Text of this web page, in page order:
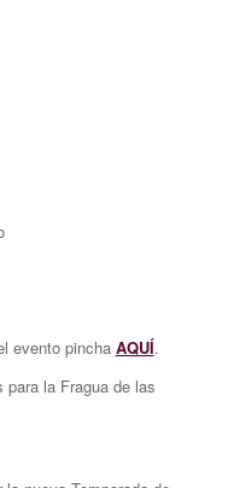
evento pincha AQUÍ.
para la Fragua de las